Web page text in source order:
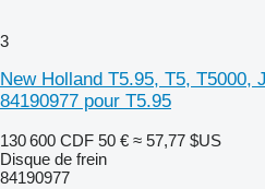
3
New Holland T5.95, T5, T5000,
84190977 pour T5.95
130 600 CDF 50 € ≈ 57,77 $US
Disque de frein
84190977